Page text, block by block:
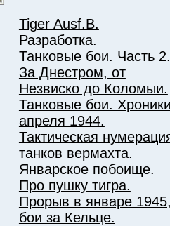
Tiger Ausf.B.
Разработка.
Танковые бои. Часть 2.
За Днестром, от
Незвиско до Коломыи.
Танковые бои.
апреля 1944.
Тактическая
танков вермахта.
Январское побоище.
Про пушку тигра.
Прорыв в январе
бои за Кельце.